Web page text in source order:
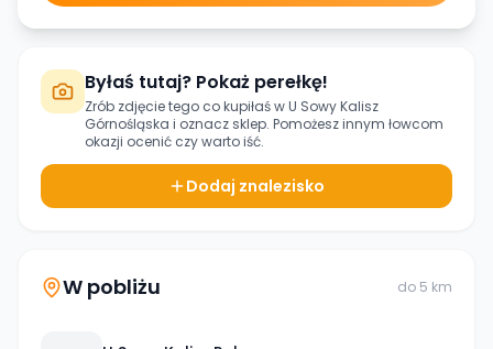
Byłaś tutaj? Pokaż perełkę!
Zrób zdjęcie tego co kupiłaś wU Sowy Kalisz
Górnośląska i oznacz sklep. Pomożesz innym łowcom
okazji ocenić czy warto iść.
Dodaj znalezisko
W pobliżu do 5 km